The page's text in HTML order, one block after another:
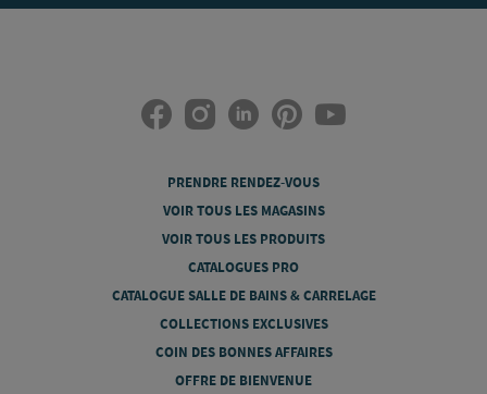
PRENDRE RENDEZ-VOUS
VOIR TOUS LES MAGASINS
VOIR TOUS LES PRODUITS
CATALOGUES PRO
CATALOGUE SALLE DE BAINS & CARRELAGE
COLLECTIONS EXCLUSIVES
COIN DES BONNES AFFAIRES
OFFRE DE BIENVENUE